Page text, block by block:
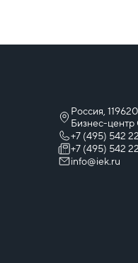
Россия,
Бизнес-центр
+7 (495) 542
+7 (495) 542
info@iek.ru